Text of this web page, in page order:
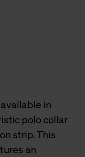
in
polo collar
strip. This
an